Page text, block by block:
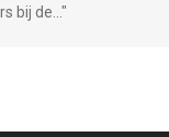
bij de... "